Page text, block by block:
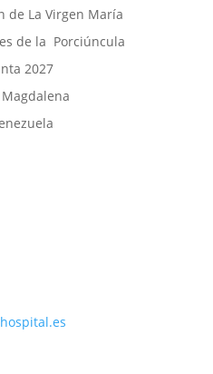
de La Virgen María
de la Porciúncula
2027